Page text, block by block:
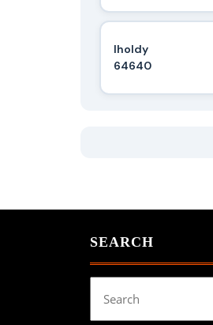
Iholdy
64640
SEARCH
for: